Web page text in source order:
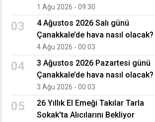
1 Ağu 2026 - 09:30
03
4 Ağustos 2026 Salı günü
Çanakkale’de hava nasıl olacak?
4 Ağu 2026 - 00:03
04
3 Ağustos 2026 Pazartesi günü
Çanakkale’de hava nasıl olacak?
3 Ağu 2026 - 00:03
05
26 Yıllık El Emeği Takılar Tarla
Sokak'ta Alıcılarını Bekliyor